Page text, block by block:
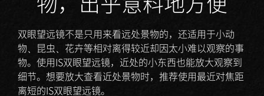
双眼望远镜不是只用来看远处景物的，还适用于小动
物、昆虫、花卉等相对离得较近却因太小难以观察的事
物。使用IS双眼望远镜，近处的小东西也能放大观察到
细节。想要放大查看近处景物时，推荐使用最近对焦距
离短的IS双眼望远镜。